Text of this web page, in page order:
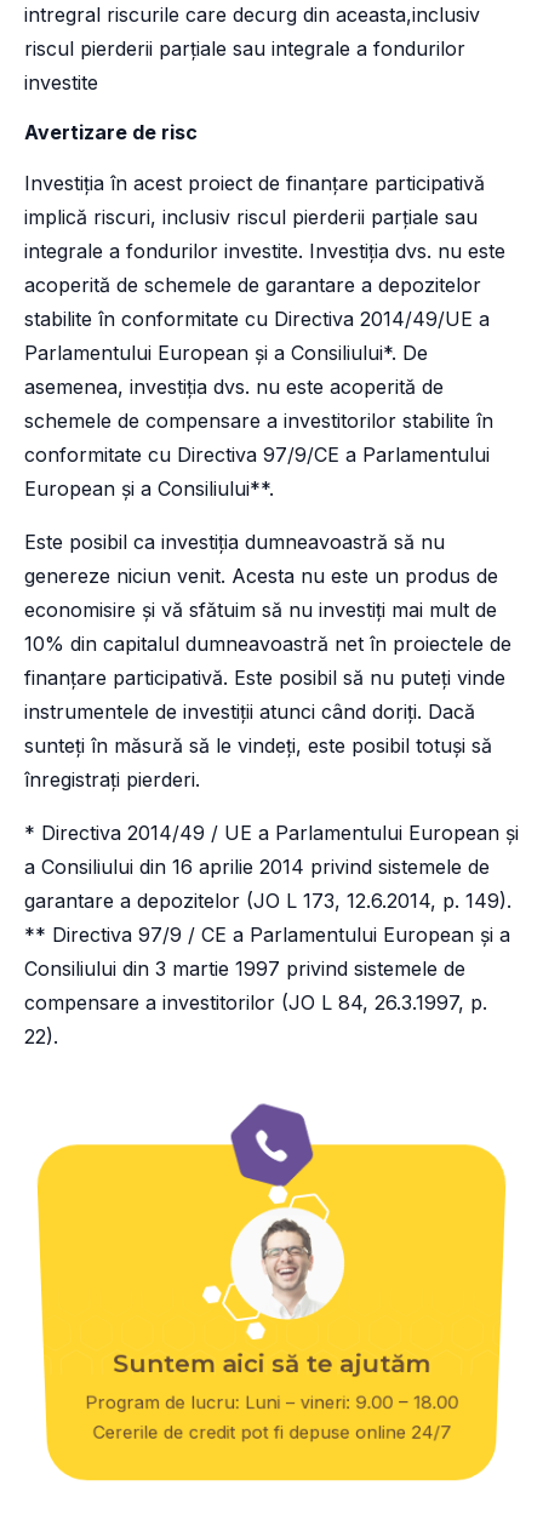
intregral riscurile care decurg din aceasta,inclusiv
riscul pierderii parțiale sau integrale a fondurilor
investite
Avertizare de risc
Investiția în acest proiect de finanțare participativă
implică riscuri, inclusiv riscul pierderii parțiale sau
integrale a fondurilor investite. Investiția dvs. nu este
acoperită de schemele de garantare a depozitelor
stabilite în conformitate cu Directiva 2014/49/UE a
Parlamentului European și a Consiliului*. De
asemenea, investiția dvs. nu este acoperită de
schemele de compensare a investitorilor stabilite în
conformitate cu Directiva 97/9/CE a Parlamentului
European și a Consiliului**.
Este posibil ca investiția dumneavoastră să nu
genereze niciun venit. Acesta nu este un produs de
economisire și vă sfătuim să nu investiți mai mult de
10% din capitalul dumneavoastră net în proiectele de
finanțare participativă. Este posibil să nu puteți vinde
instrumentele de investiții atunci când doriți. Dacă
sunteți în măsură să le vindeți, este posibil totuși să
înregistrați pierderi.
* Directiva 2014/49 / UE a Parlamentului European și
a Consiliului din 16 aprilie 2014 privind sistemele de
garantare a depozitelor (JO L 173, 12.6.2014, p. 149).
** Directiva 97/9 / CE a Parlamentului European și a
Consiliului din 3 martie 1997 privind sistemele de
compensare a investitorilor (JO L 84, 26.3.1997, p.
22).
Suntem aici să te ajutăm
Program de lucru: Luni – vineri: 9.00 – 18.00
Cererile de credit pot fi depuse online 24/7